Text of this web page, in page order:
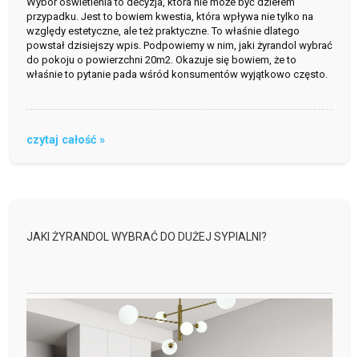
przypadku. Jest to bowiem kwestia, która wpływa nie tylko na
względy estetyczne, ale też praktyczne. To właśnie dlatego
powstał dzisiejszy wpis. Podpowiemy w nim, jaki żyrandol wybrać
do pokoju o powierzchni 20m2. Okazuje się bowiem, że to
właśnie to pytanie pada wśród konsumentów wyjątkowo często.
czytaj całość »
JAKI ŻYRANDOL WYBRAĆ DO DUŻEJ SYPIALNI?